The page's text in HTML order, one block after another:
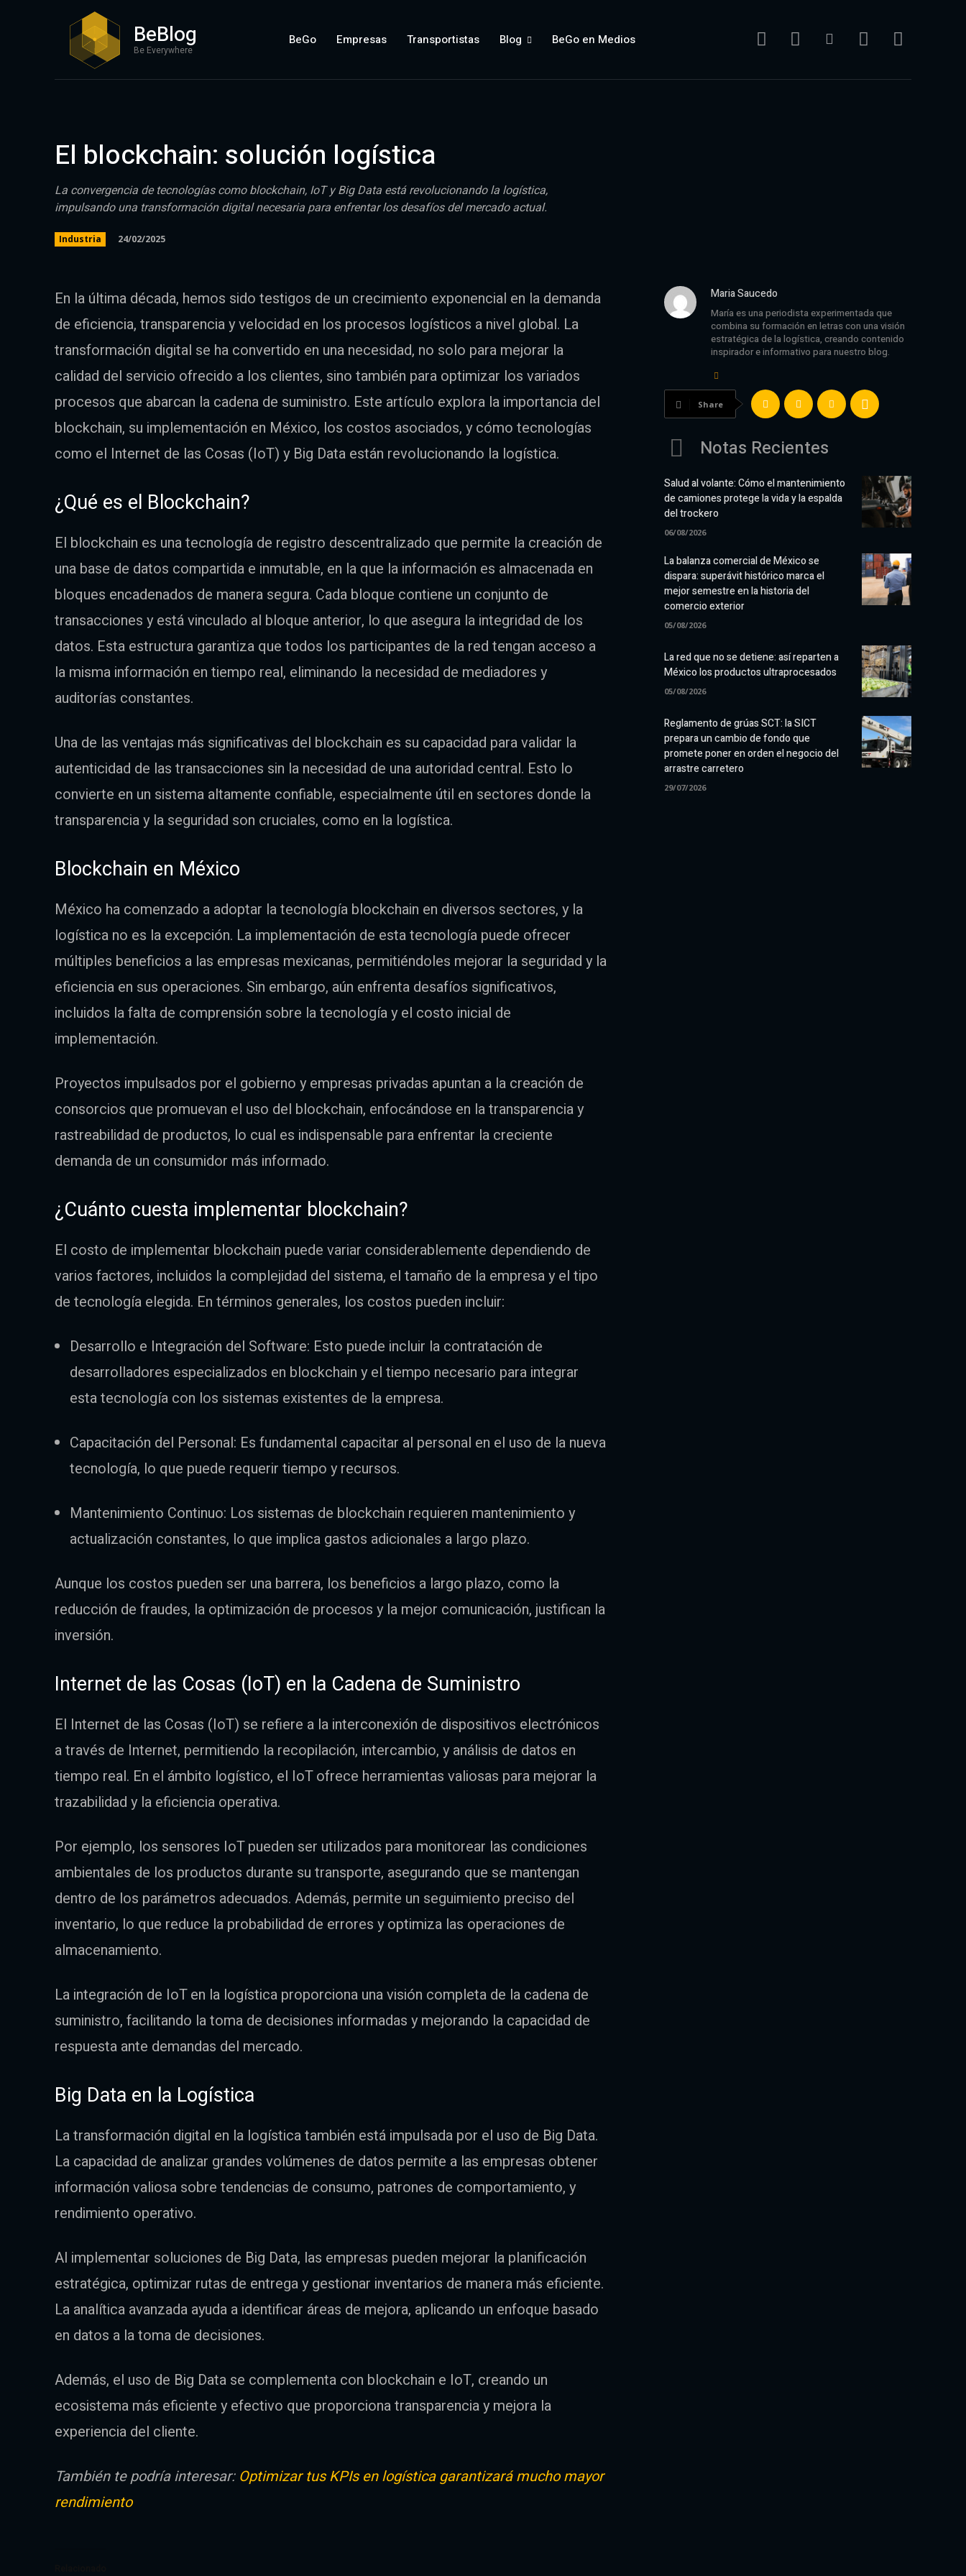
BeBlog
Be Everywhere
BeGo Empresas Transportistas Blog BeGo en Medios
El blockchain: solución logística
La convergencia de tecnologías como blockchain, IoT y Big Data está revolucionando la logística,
impulsando una transformación digital necesaria para enfrentar los desafíos del mercado actual.
Industria 24/02/2025
En la última década, hemos sido testigos de un crecimiento exponencial en la demanda
de eficiencia, transparencia y velocidad en los procesos logísticos a nivel global. La
transformación digital se ha convertido en una necesidad, no solo para mejorar la
calidad del servicio ofrecido a los clientes, sino también para optimizar los variados
procesos que abarcan la cadena de suministro. Este artículo explora la importancia del
blockchain, su implementación en México, los costos asociados, y cómo tecnologías
como el Internet de las Cosas (IoT) y Big Data están revolucionando la logística.
¿Qué es el Blockchain?
El blockchain es una tecnología de registro descentralizado que permite la creación de
una base de datos compartida e inmutable, en la que la información es almacenada en
bloques encadenados de manera segura. Cada bloque contiene un conjunto de
transacciones y está vinculado al bloque anterior, lo que asegura la integridad de los
datos. Esta estructura garantiza que todos los participantes de la red tengan acceso a
la misma información en tiempo real, eliminando la necesidad de mediadores y
auditorías constantes.
Una de las ventajas más significativas del blockchain es su capacidad para validar la
autenticidad de las transacciones sin la necesidad de una autoridad central. Esto lo
convierte en un sistema altamente confiable, especialmente útil en sectores donde la
transparencia y la seguridad son cruciales, como en la logística.
Blockchain en México
México ha comenzado a adoptar la tecnología blockchain en diversos sectores, y la
logística no es la excepción. La implementación de esta tecnología puede ofrecer
múltiples beneficios a las empresas mexicanas, permitiéndoles mejorar la seguridad y la
eficiencia en sus operaciones. Sin embargo, aún enfrenta desafíos significativos,
incluidos la falta de comprensión sobre la tecnología y el costo inicial de
implementación.
Proyectos impulsados por el gobierno y empresas privadas apuntan a la creación de
consorcios que promuevan el uso del blockchain, enfocándose en la transparencia y
rastreabilidad de productos, lo cual es indispensable para enfrentar la creciente
demanda de un consumidor más informado.
¿Cuánto cuesta implementar blockchain?
El costo de implementar blockchain puede variar considerablemente dependiendo de
varios factores, incluidos la complejidad del sistema, el tamaño de la empresa y el tipo
de tecnología elegida. En términos generales, los costos pueden incluir:
Desarrollo e Integración del Software: Esto puede incluir la contratación de
desarrolladores especializados en blockchain y el tiempo necesario para integrar
esta tecnología con los sistemas existentes de la empresa.
Capacitación del Personal: Es fundamental capacitar al personal en el uso de la nueva
tecnología, lo que puede requerir tiempo y recursos.
Mantenimiento Continuo: Los sistemas de blockchain requieren mantenimiento y
actualización constantes, lo que implica gastos adicionales a largo plazo.
Aunque los costos pueden ser una barrera, los beneficios a largo plazo, como la
reducción de fraudes, la optimización de procesos y la mejor comunicación, justifican la
inversión.
Internet de las Cosas (IoT) en la Cadena de Suministro
El Internet de las Cosas (IoT) se refiere a la interconexión de dispositivos electrónicos
a través de Internet, permitiendo la recopilación, intercambio, y análisis de datos en
tiempo real. En el ámbito logístico, el IoT ofrece herramientas valiosas para mejorar la
trazabilidad y la eficiencia operativa.
Por ejemplo, los sensores IoT pueden ser utilizados para monitorear las condiciones
ambientales de los productos durante su transporte, asegurando que se mantengan
dentro de los parámetros adecuados. Además, permite un seguimiento preciso del
inventario, lo que reduce la probabilidad de errores y optimiza las operaciones de
almacenamiento.
La integración de IoT en la logística proporciona una visión completa de la cadena de
suministro, facilitando la toma de decisiones informadas y mejorando la capacidad de
respuesta ante demandas del mercado.
Big Data en la Logística
La transformación digital en la logística también está impulsada por el uso de Big Data.
La capacidad de analizar grandes volúmenes de datos permite a las empresas obtener
información valiosa sobre tendencias de consumo, patrones de comportamiento, y
rendimiento operativo.
Al implementar soluciones de Big Data, las empresas pueden mejorar la planificación
estratégica, optimizar rutas de entrega y gestionar inventarios de manera más eficiente.
La analítica avanzada ayuda a identificar áreas de mejora, aplicando un enfoque basado
en datos a la toma de decisiones.
Además, el uso de Big Data se complementa con blockchain e IoT, creando un
ecosistema más eficiente y efectivo que proporciona transparencia y mejora la
experiencia del cliente.
También te podría interesar: Optimizar tus KPIs en logística garantizará mucho mayor
rendimiento
Maria Saucedo
María es una periodista experimentada que
combina su formación en letras con una visión
estratégica de la logística, creando contenido
inspirador e informativo para nuestro blog.
Share
Notas Recientes
Salud al volante: Cómo el mantenimiento
de camiones protege la vida y la espalda
del trockero
06/08/2026
La balanza comercial de México se
dispara: superávit histórico marca el
mejor semestre en la historia del
comercio exterior
05/08/2026
La red que no se detiene: así reparten a
México los productos ultraprocesados
05/08/2026
Reglamento de grúas SCT: la SICT
prepara un cambio de fondo que
promete poner en orden el negocio del
arrastre carretero
29/07/2026